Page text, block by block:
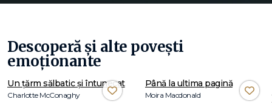
Descoperă și alte povești
emoționante
Un țărm sălbatic și întunecat
Charlotte McConaghy
Până la ultima pagină
Moira Macdonald